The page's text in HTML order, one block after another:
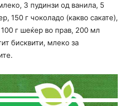
3 пудинзи од ванила, 5
150 г чоколадо (какво сакате),
г шеќер во прав, 200 мл
бисквити, млеко за